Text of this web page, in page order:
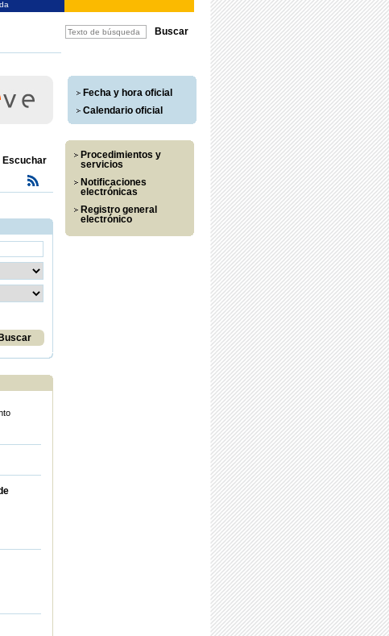
Fecha y hora oficial
Calendario oficial
Escuchar
Procedimientos y
servicios
Notificaciones
electrónicas
Registro general
electrónico